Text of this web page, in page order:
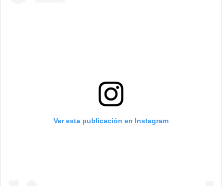
Ver esta publicación en Instagram